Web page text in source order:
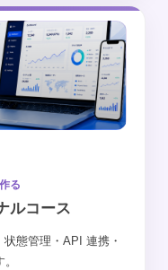
る
ルコース
態管理・API 連携・